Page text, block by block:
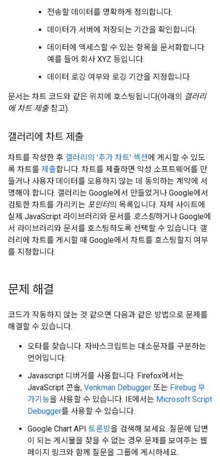
전송할 데이터를 명확하게 정의합니다.
데이터가 서버에 저장되는 기간을 확인합니다.
데이터에 액세스할 수 있는 항목을 문서화합니다.
예를 들어 회사 XYZ 등입니다.
데이터 로깅 여부와 로깅 기간을 지정합니다.
문서는 차트 코드와 같은 위치에 호스팅됩니다(아래의 갤러리
에 차트 제출참고).
갤러리에 차트 제출
차트를 작성한 후 갤러리의 '추가 차트' 섹션에 게시할 수 있도
록 차트를 제출합니다. 차트를 제출하면 악성 소프트웨어를 만
들거나 사용자 데이터를 오용하지 않는 데 동의하는 계약에 서
명해야 합니다. 갤러리는 Google에서 만들었거나 Google에서
검토한 차트를 가리키는 포인터의 목록입니다. 자체 사이트에
실제 JavaScript 라이브러리와 문서를 호스팅하거나 Google에
서 라이브러리와 문서를 호스팅하도록 선택할 수 있습니다. 갤
러리에 차트를 게시할 때 Google에서 차트를 호스팅할지 여부
를 지정합니다.
문제 해결
코드가 작동하지 않는 것 같으면 다음과 같은 방법으로 문제를
해결할 수 있습니다.
오타를 찾습니다. 자바스크립트는 대소문자를 구분하는
언어입니다.
Javascript 디버거를 사용합니다. Firefox에서는
JavaScript 콘솔, Venkman Debugger 또는 Firebug 부
가기능을 사용할 수 있습니다. IE에서는 Microsoft Script
Debugger를 사용할 수 있습니다.
Google Chart API 토론방을 검색해 보세요. 질문에 답변
이 되는 게시물을 찾을 수 없는 경우 문제를 보여주는 웹
페이지 링크와 함께 질문을 그룹에 게시하세요.